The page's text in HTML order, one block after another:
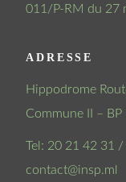
011/P-RM du 27
ADRESSE
Hippodrome
Commune II – BP
Tel: 20 21 42 31
contact@insp.ml